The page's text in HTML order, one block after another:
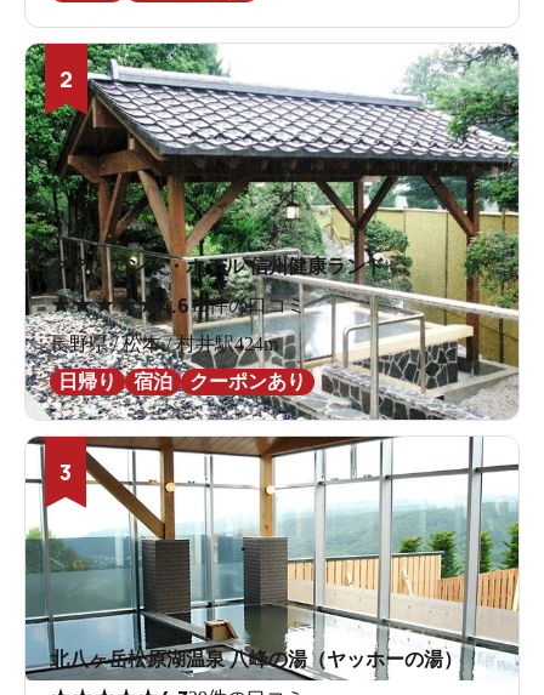
2
クア・アンド・ホテル 信州健康ランド
★★★★★4.616件の口コミ
長野県 / 松本 / 村井駅424m
日帰り
宿泊 クーポンあり
3
北八ヶ岳松原湖温泉 八峰の湯（ヤッホーの湯）